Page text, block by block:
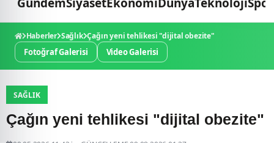
Haberler Sağlık Çağın yeni tehlikesi "dijital obezite"
Fotoğraf Galerisi Video Galerisi
SAĞLIK
Çağın yeni tehlikesi "dijital obezite"